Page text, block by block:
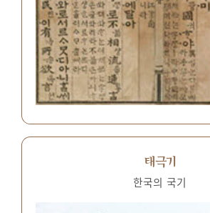
태극기
한국의 국기